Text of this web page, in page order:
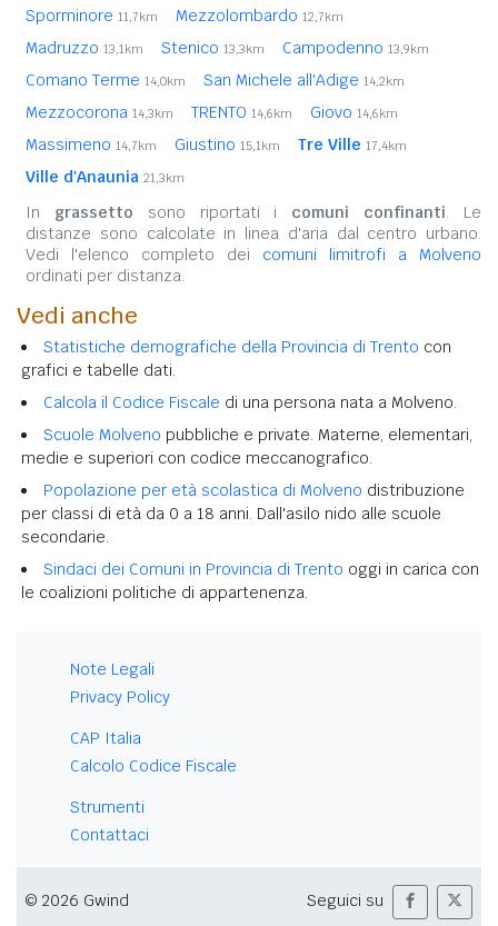
Sporminore 11,7km Mezzolombardo 12,7km
Madruzzo 13,1km Stenico 13,3km Campodenno 13,9km
Comano Terme 14,0km San Michele all'Adige 14,2km
Mezzocorona 14,3km TRENTO 14,6km Giovo 14,6km
Massimeno 14,7km Giustino 15,1km Tre Ville 17,4km
Ville d'Anaunia 21,3km
In grassetto sono riportati i comuni confinanti. Le
distanze sono calcolate in linea d'aria dal centro urbano.
Vedi l'elenco completo dei comuni limitrofi a Molveno
ordinati per distanza.
Vedi anche
Statistiche demografiche della Provincia di Trento con
grafici e tabelle dati.
Calcola il Codice Fiscale di una persona nata a Molveno.
Scuole Molveno pubbliche e private. Materne, elementari,
medie e superiori con codice meccanografico.
Popolazione per età scolastica di Molveno distribuzione
per classi di età da 0 a 18 anni. Dall'asilo nido alle scuole
secondarie.
Sindaci dei Comuni in Provincia di Trento oggi in carica con
le coalizioni politiche di appartenenza.
Note Legali
Privacy Policy
CAP Italia
Calcolo Codice Fiscale
Strumenti
Contattaci
© 2026 Gwind Seguici su